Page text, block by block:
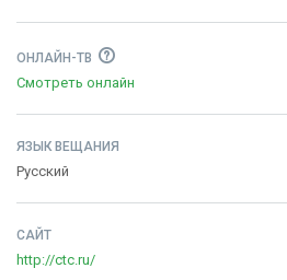
ОНЛАЙН-ТВ
Смотреть онлайн
ЯЗЫК ВЕЩАНИЯ
Русский
САЙТ
http://ctc.ru/